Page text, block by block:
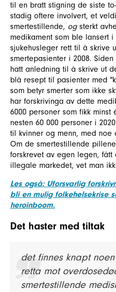
til en bratt stigning de siste
stadig oftere involvert, et
smertestillende, ogsterkt
medikament som ble lansert
sjukehusleger rett til å skrive
smertepasienter i 2008.
hatt anledning til å skrive ut
blå resept til pasienter med
som betyr smerter som ikke
har forskrivinga av dette
6000 personer som fikk
nesten 60 000 personer i
til kvinner og menn, med noe
Om de smertestillende
forskrevet av egen legen,
illegale markedet, vet man
Les også: Uforsvarlig
bli en mulig folkehelsekrise
heroinboom.
Det haster med tiltak
det finnes knapt
retta mot
smertestillende